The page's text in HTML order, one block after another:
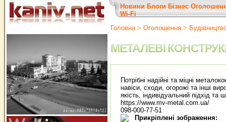
Новини Блоги Бізнес
Wi-Fi
Головна> Оголошення >
МЕТАЛЕВІ
Потрібні надійні та міцні
навіси, сходи, огорожі та інші
якість, індивідуальний підхід
https://www.mv-metal.com.ua/
098-000-77-51
Прикріплені зображення: